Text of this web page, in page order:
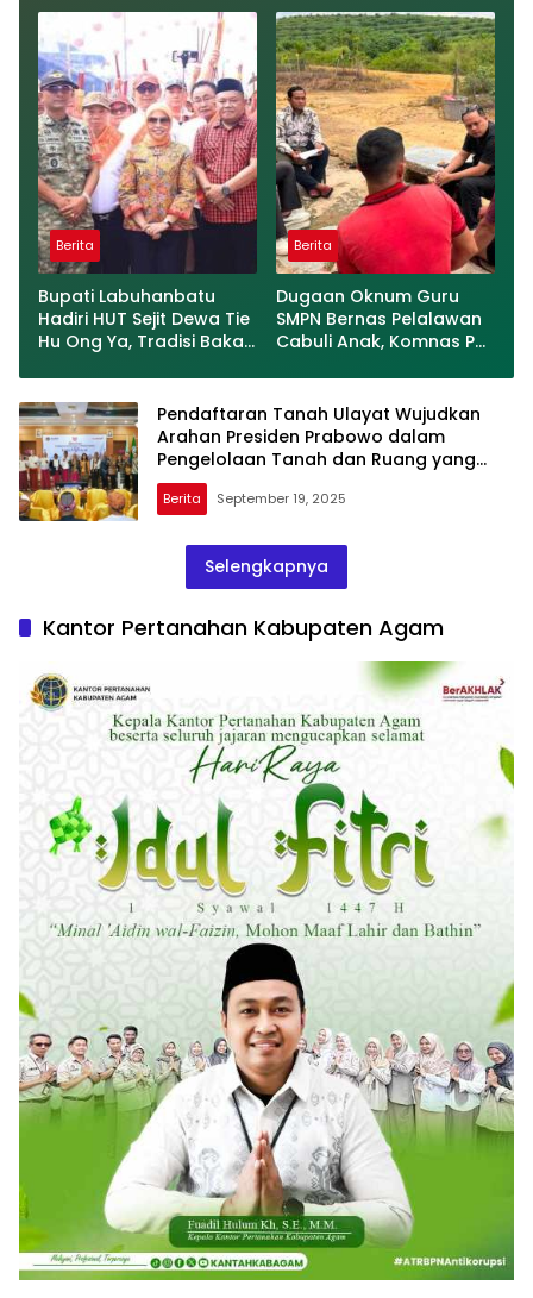
Operasi Gratis
Berita
Bupati Labuhanbatu
Hadiri HUT Sejit Dewa Tie
Hu Ong Ya, Tradisi Bakar
Berita
Dugaan Oknum Guru
SMPN Bernas Pelalawan
Cabuli Anak, Komnas PA
Pendaftaran Tanah Ulayat Wujudkan
Arahan Presiden Prabowo dalam
Pengelolaan Tanah dan Ruang yang
Berkeadilan dan Berkelanjutan
Berita September 19, 2025
Selengkapnya
Kantor Pertanahan Kabupaten Agam